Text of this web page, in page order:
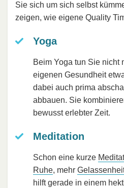
Sie sich um sich selbst
zeigen, wie eigene Quality
Yoga
Beim Yoga tun Sie nicht
eigenen Gesundheit
dabei auch prima
abbauen. Sie
bewusst erlebter Zeit.
Meditation
Schon eine kurze
Ruhe, mehr
hilft gerade in einem